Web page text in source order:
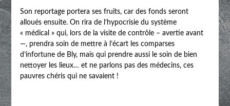
Son reportage portera ses fruits, car des fonds seront
alloués ensuite. On rira de l’hypocrisie du système
« médical » qui, lors de la visite de contrôle – avertie avant
—, prendra soin de mettre à l’écart les comparses
d’infortune de Bly, mais qui prendre aussi le soin de bien
nettoyer les lieux… et ne parlons pas des médecins, ces
pauvres chéris qui ne savaient !